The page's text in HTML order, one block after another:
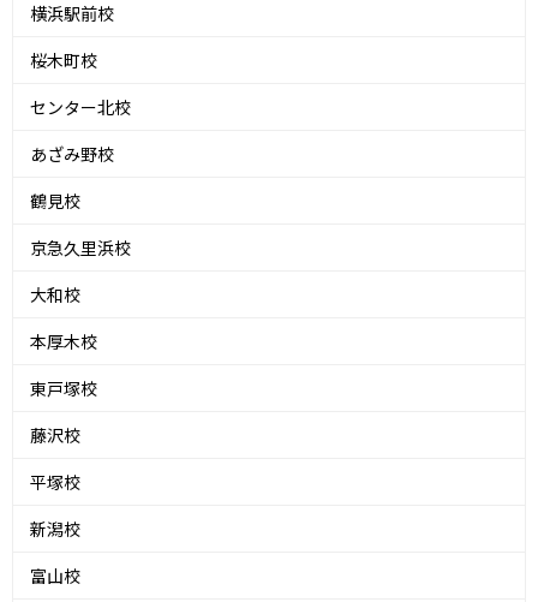
横浜駅前校
桜木町校
センター北校
あざみ野校
鶴見校
京急久里浜校
大和校
本厚木校
東戸塚校
藤沢校
平塚校
新潟校
富山校